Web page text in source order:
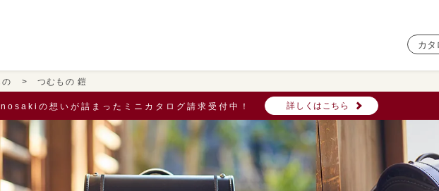
カタ
つむもの 鎧
の想いが詰まったミニカタログ請求受付中！ 詳しくはこちら